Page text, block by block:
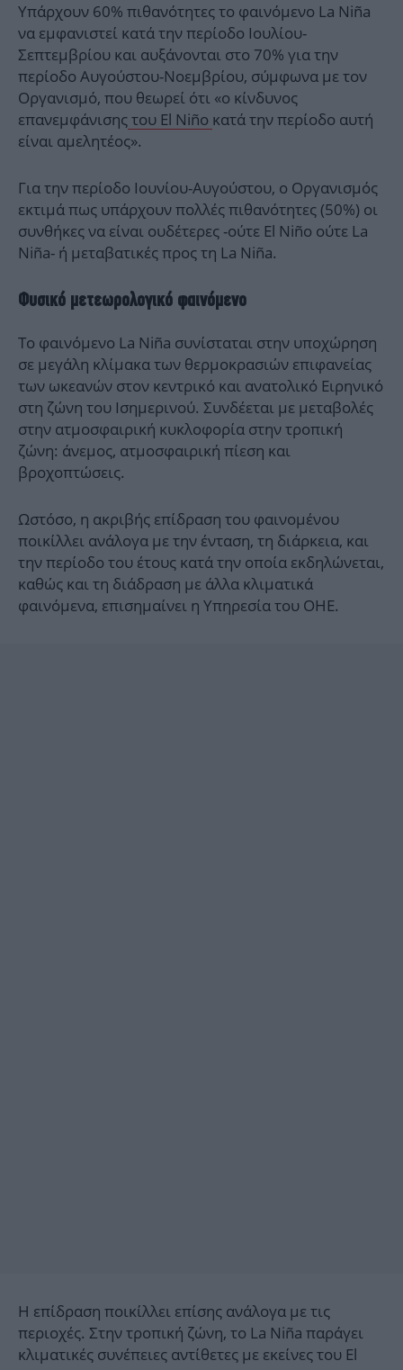
Υπάρχουν 60% πιθανότητες το φαινόμενο La Niña
να εμφανιστεί κατά την περίοδο Ιουλίου-
Σεπτεμβρίου και αυξάνονται στο 70% για την
περίοδο Αυγούστου-Νοεμβρίου, σύμφωνα με τον
Οργανισμό, που θεωρεί ότι «ο κίνδυνος
επανεμφάνισηςτου El Niño κατά την περίοδο αυτή
είναι αμελητέος».
Για την περίοδο Ιουνίου-Αυγούστου, ο Οργανισμός
εκτιμά πως υπάρχουν πολλές πιθανότητες (50%) οι
συνθήκες να είναι ουδέτερες -ούτε El Niño ούτε La
Niña- ή μεταβατικές προς τη La Niña.
Φυσικό μετεωρολογικό φαινόμενο
Το φαινόμενο La Niña συνίσταται στην υποχώρηση
σε μεγάλη κλίμακα των θερμοκρασιών επιφανείας
των ωκεανών στον κεντρικό και ανατολικό Ειρηνικό
στη ζώνη του Ισημερινού. Συνδέεται με μεταβολές
στην ατμοσφαιρική κυκλοφορία στην τροπική
ζώνη: άνεμος, ατμοσφαιρική πίεση και
βροχοπτώσεις.
Ωστόσο, η ακριβής επίδραση του φαινομένου
ποικίλλει ανάλογα με την ένταση, τη διάρκεια, και
την περίοδο του έτους κατά την οποία εκδηλώνεται,
καθώς και τη διάδραση με άλλα κλιματικά
φαινόμενα, επισημαίνει η Υπηρεσία του ΟΗΕ.
Η επίδραση ποικίλλει επίσης ανάλογα με τις
περιοχές. Στην τροπική ζώνη, το La Niña παράγει
κλιματικές συνέπειες αντίθετες με εκείνες του El